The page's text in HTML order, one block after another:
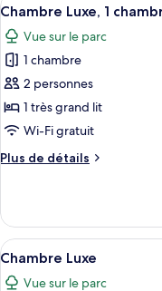
toutes
les
photos
pour
ce
type
chambre :
chambre
4
Chambre Luxe, 1
Vue sur le parc
1 chambre
2 personnes
1 très grand lit
Wi-Fi gratuit
Plus de détails
Plus
le
type
de
chambre
Chambre
Afficher
toutes
5
Chambre Luxe
Vue sur le parc